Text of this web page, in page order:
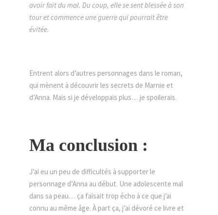
avoir fait du mal. Du coup, elle se sent blessée à son
tour et commence une guerre qui pourrait être
évitée.
Entrent alors d’autres personnages dans le roman,
qui mènent à découvrir les secrets de Marnie et
d’Anna. Mais si je développais plus… je spoilerais.
Ma conclusion :
J’ai eu un peu de difficultés à supporter le
personnage d’Anna au début. Une adolescente mal
dans sa peau… ça faisait trop écho à ce que j’ai
connu au même âge. À part ça, j’ai dévoré ce livre et